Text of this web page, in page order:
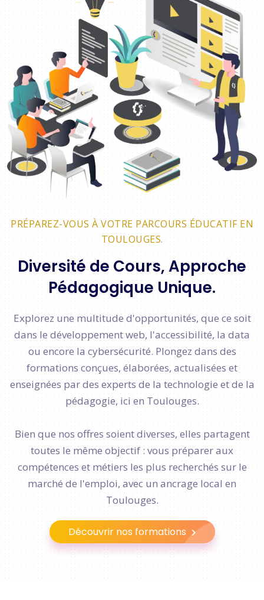
PRÉPAREZ-VOUS À VOTRE PARCOURS ÉDUCATIF EN
TOULOUGES.
Diversité de Cours, Approche
Pédagogique Unique.
Explorez une multitude d'opportunités, que ce soit
dans le développement web, l'accessibilité, la data
ou encore la cybersécurité. Plongez dans des
formations conçues, élaborées, actualisées et
enseignées par des experts de la technologie et de la
pédagogie, ici en Toulouges.
Bien que nos offres soient diverses, elles partagent
toutes le même objectif : vous préparer aux
compétences et métiers les plus recherchés sur le
marché de l'emploi, avec un ancrage local en
Toulouges.
Découvrir nos formations